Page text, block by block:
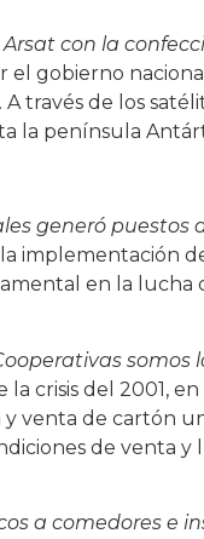
con la
el gobierno
través de los
la península
generó puestos
implementación
en la lucha
crisis del 2001,
venta de cartón
de venta
a comedores e